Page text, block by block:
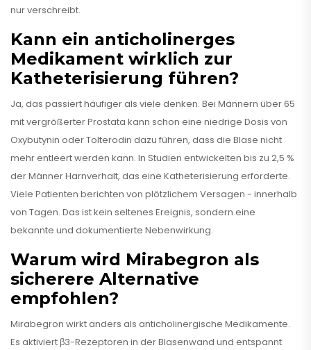
nur verschreibt.
Kann ein anticholinerges
Medikament wirklich zur
Katheterisierung führen?
Ja, das passiert häufiger als viele denken. Bei Männern über 65
mit vergrößerter Prostata kann schon eine niedrige Dosis von
Oxybutynin oder Tolterodin dazu führen, dass die Blase nicht
mehr entleert werden kann. In Studien entwickelten bis zu 2,5 %
der Männer Harnverhalt, das eine Katheterisierung erforderte.
Viele Patienten berichten von plötzlichem Versagen - innerhalb
von Tagen. Das ist kein seltenes Ereignis, sondern eine
bekannte und dokumentierte Nebenwirkung.
Warum wird Mirabegron als
sicherere Alternative
empfohlen?
Mirabegron wirkt anders als anticholinergische Medikamente.
Es aktiviert β3-Rezeptoren in der Blasenwand und entspannt